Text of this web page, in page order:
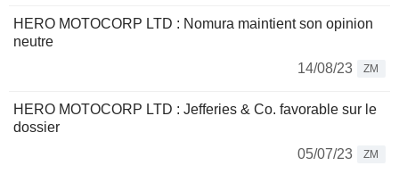
HERO MOTOCORP LTD : Nomura maintient son opinion
neutre
14/08/23
ZM
HERO MOTOCORP LTD : Jefferies & Co. favorable sur le
dossier
05/07/23
ZM